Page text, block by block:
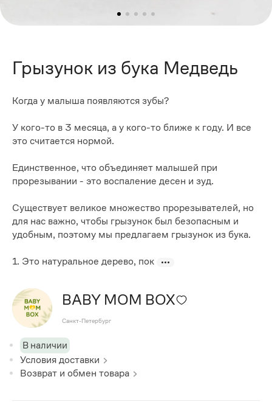
Грызунок из бука Медведь
Когда у малыша появляются зубы?
У кого-то в 3 месяца, а у кого-то ближе к году. И все
это считается нормой.
Единственное, что объединяет малышей при
прорезывании - это воспаление десен и зуд.
Существует великое множество прорезывателей, но
для нас важно, чтобы грызунок был безопасным и
удобным, поэтому мы предлагаем грызунок из бука.
1. Это натуральное дерево, пок
BABY MOM BOX
Санкт-Петербург
В наличии
Условия доставки
Возврат и обмен товара